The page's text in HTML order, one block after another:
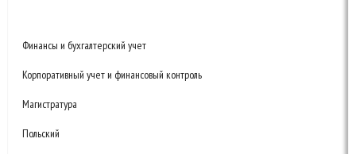
Финансы и бухгалтерский учет
Корпоративный учет и финансовый контроль
Магистратура
Польский